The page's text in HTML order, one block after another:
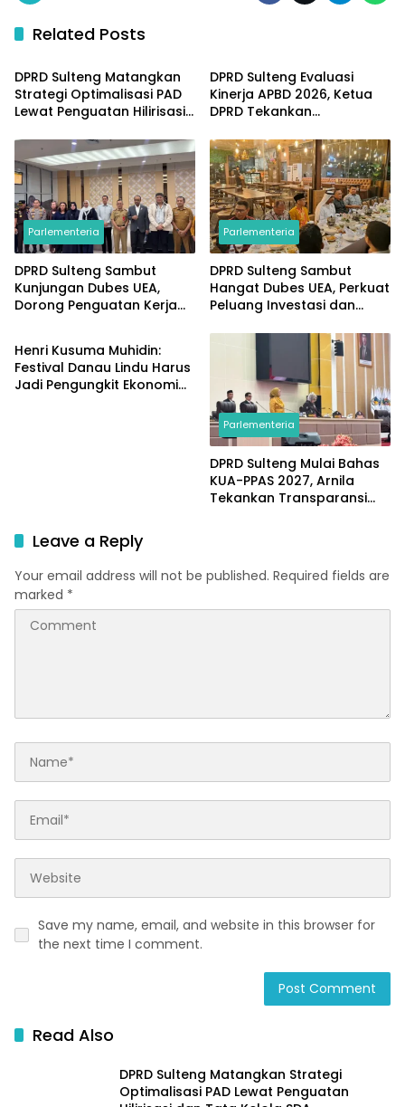
Related Posts
Parlementeria
DPRD Sulteng Matangkan
Strategi Optimalisasi PAD
Lewat Penguatan Hilirisasi
DPRD Sulteng Evaluasi
Kinerja APBD 2026, Ketua
DPRD Tekankan
Parlementeria
DPRD Sulteng Sambut
Kunjungan Dubes UEA,
Dorong Penguatan Kerja
Parlementeria
DPRD Sulteng Sambut
Hangat Dubes UEA, Perkuat
Peluang Investasi dan
Parlementeria
Henri Kusuma Muhidin:
Festival Danau Lindu Harus
Jadi Pengungkit Ekonomi
Parlementeria
DPRD Sulteng Mulai Bahas
KUA-PPAS 2027, Arnila
Tekankan Transparansi
Leave a Reply
Your email address will not be published. Required fields are
marked *
Save my name, email, and website in this browser for
the next time I comment.
Read Also
DPRD Sulteng Matangkan Strategi
Optimalisasi PAD Lewat Penguatan